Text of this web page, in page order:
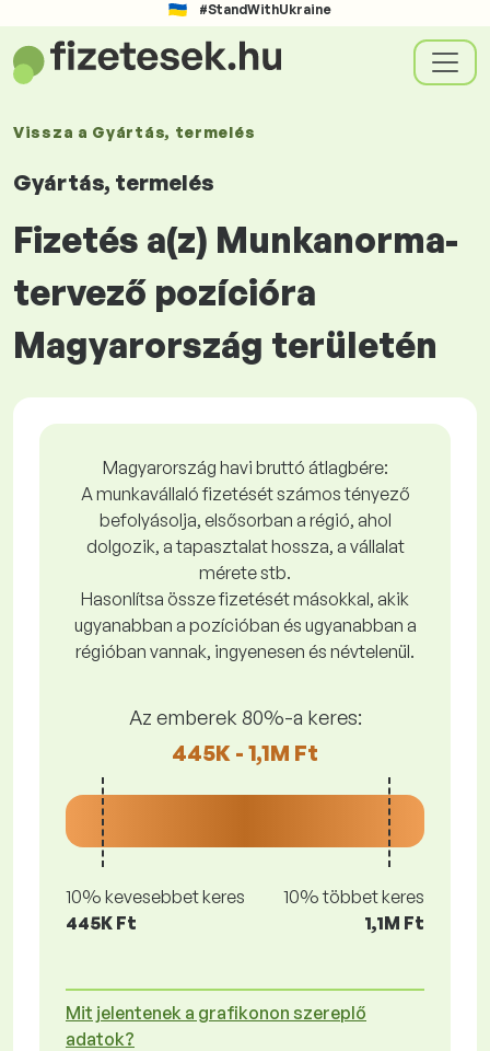
#StandWithUkraine
Vissza a Gyártás, termelés
Gyártás, termelés
Fizetés a(z) Munkanorma-
tervező pozícióra
Magyarország területén
Magyarország havi bruttó átlagbére:
A munkavállaló fizetését számos tényező
befolyásolja, elsősorban a régió, ahol
dolgozik, a tapasztalat hossza, a vállalat
mérete stb.
Hasonlítsa össze fizetését másokkal, akik
ugyanabban a pozícióban és ugyanabban a
régióban vannak, ingyenesen és névtelenül.
Az emberek 80%-a keres:
445K - 1,1M Ft
10% kevesebbet keres
445K Ft
10% többet keres
1,1M Ft
Mit jelentenek a grafikonon szereplő
adatok?